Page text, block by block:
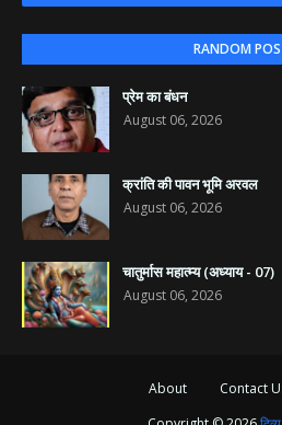
RANDOM
प्रेम का बंधन
August 06, 2026
क्रांति की पावन भूमि अरवल
August 06, 2026
चातुर्मास महात्म्य (अध्याय - 07)
August 06, 2026
About Contact